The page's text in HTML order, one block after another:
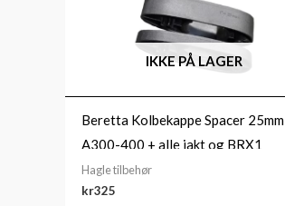
IKKE PÅ LAGER
Beretta Kolbekappe Spacer 25mm
A300-400 + alle jakt og BRX1
stokker
Hagle tilbehør
kr325